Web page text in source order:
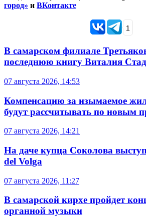
город» и ВКонтакте
1
В самарском филиале
последнюю книгу Виталия
07 августа 2026, 14:53
Компенсацию за изымаемое
будут рассчитывать по новым
07 августа 2026, 14:21
На даче купца Соколова
del Volga
07 августа 2026, 11:27
В самарской кирхе пройдет
органной музыки